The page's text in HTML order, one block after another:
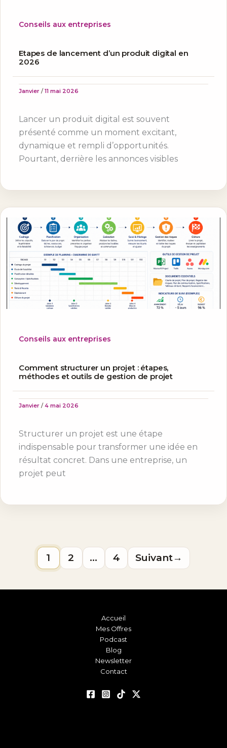
Conseils aux entreprises
Etapes de lancement d’un produit digital en
2026
Janvier /11 mai 2026
Lancer un produit digital est souvent
présenté comme un moment excitant,
dynamique et rempli d’opportunités.
Pourtant, derrière les annonces visibles
Conseils aux entreprises
Comment structurer un projet : étapes,
méthodes et outils de gestion de projet
Janvier /4 mai 2026
Structurer un projet est une étape
indispensable pour transformer une idée en
résultat concret. Dans une entreprise, un
projet peut
1 2 … 4 Suivant→
Accueil
Mes Offres
Podcast
Blog
Newsletter
Contact